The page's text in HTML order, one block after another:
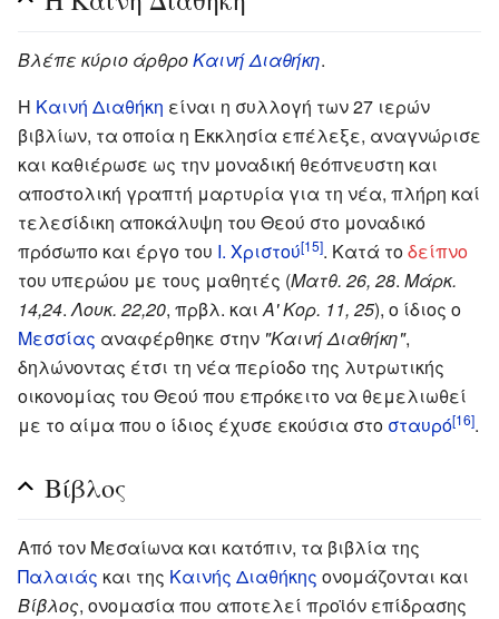
Βλέπε κύριο άρθροΚαινή Διαθήκη.
Η Καινή Διαθήκη είναι η συλλογή των 27 ιερών
βιβλίων, τα οποία η Εκκλησία επέλεξε, αναγνώρισε
και καθιέρωσε ως την μοναδική θεόπνευστη και
αποστολική γραπτή μαρτυρία για τη νέα, πλήρη καί
τελεσίδικη αποκάλυψη του Θεού στο μοναδικό
πρόσωπο και έργο του Ι. Χριστού[15]. Κατά τοδείπνο
του υπερώου με τους μαθητές (Ματθ. 26, 28. Μάρκ.
14,24. Λουκ. 22,20, πρβλ. και Α' Κορ. 11, 25), ο ίδιος ο
Μεσσίας αναφέρθηκε στην "Καινή Διαθήκη",
δηλώνοντας έτσι τη νέα περίοδο της λυτρωτικής
οικονομίας του Θεού που επρόκειτο να θεμελιωθεί
με το αίμα που ο ίδιος έχυσε εκούσια στο σταυρό[16].
Βίβλος
Από τον Μεσαίωνα και κατόπιν, τα βιβλία της
Παλαιάς και της Καινής Διαθήκης ονομάζονται και
Βίβλος, ονομασία που αποτελεί προϊόν επίδρασης